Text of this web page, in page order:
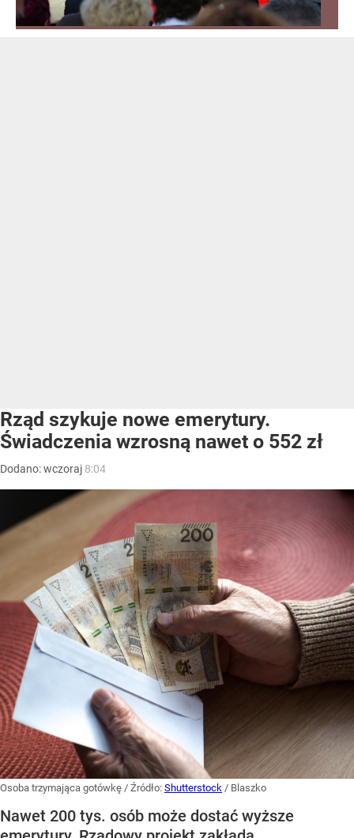
Rząd szykuje nowe emerytury.
Świadczenia wzrosną nawet o 552 zł
Dodano:wczoraj 8:04
Osoba trzymająca gotówkę / Źródło: Shutterstock / Blaszko
Nawet 200 tys. osób może dostać wyższe